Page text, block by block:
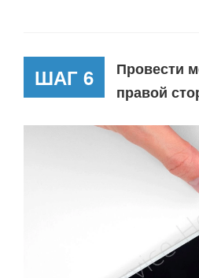
ШАГ 6
Провести
правой